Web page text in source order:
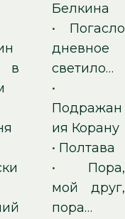
в
Белкина
• Погасло
дневное
светило…
•
Подражан
ия Корану
• Полтава
• Пора,
мой друг,
пора…